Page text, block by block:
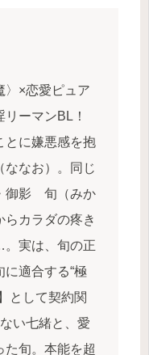
〉×恋愛ピュア
リーマンBL！
とに嫌悪感を抱
ななお）。同じ
御影 旬（みか
カラダの疼き
実は、旬の正
適合する“極
として契約関
い七緒と、愛
た旬。本能を超